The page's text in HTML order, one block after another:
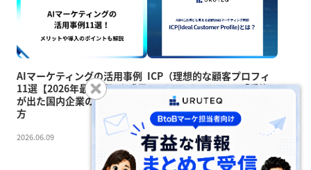
AIマーケティングの活用事例
11選【2026年最新版】｜成果
が出た国内企業の施策と始め
方
2026.06.09
ICP（理想的な顧客プロフィ
ール）とは？BtoBで「受注
に近い企業」を見極める方法
【2026年版】
2026.06.08